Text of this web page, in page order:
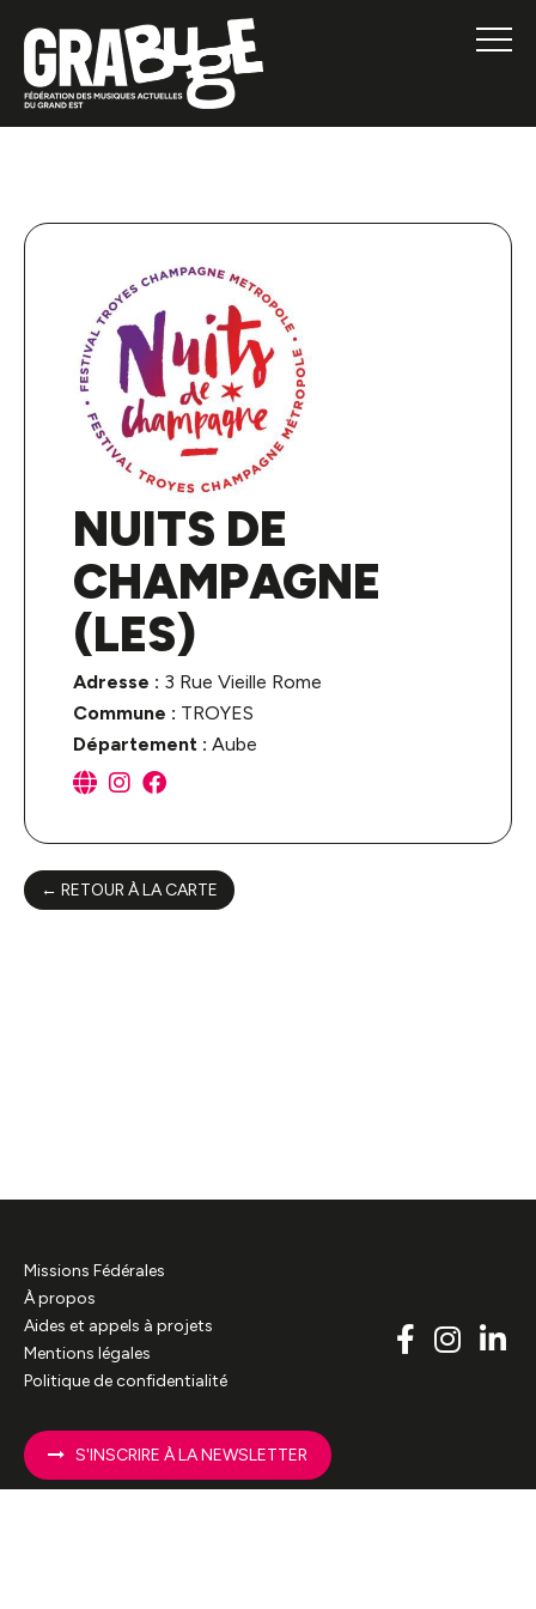
NUITS DE
CHAMPAGNE
(LES)
Adresse : 3 Rue Vieille Rome
Commune : TROYES
Département : Aube
← RETOUR À LA CARTE
Missions Fédérales
À propos
Aides et appels à projets
Mentions légales
Politique de confidentialité
S'INSCRIRE À LA NEWSLETTER